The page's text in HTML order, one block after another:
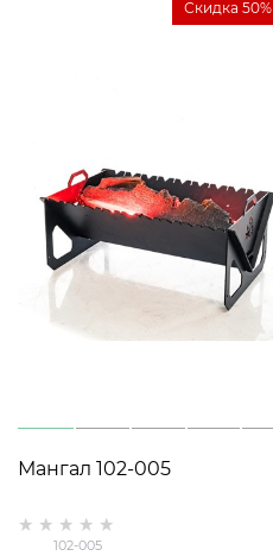
Мангал 102-005
102-005
Скидка 50%